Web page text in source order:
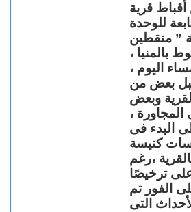
قرية
للوحدة
” منقطين
بالمنيا ،
اليوم ،
بعض من
وبعض
المجاورة ،
البدء فى
كنيسة
،رغم
ترخيصًا
الفور تم
التى